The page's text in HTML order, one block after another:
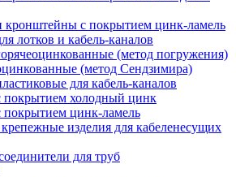
кронштейны с покрытием цинк-ламель
лотков и кабель-каналов
(метод погружения)
(метод Сендзимира)
для кабель-каналов
холодный цинк
цинк-ламель
изделия для кабеленесущих
для труб